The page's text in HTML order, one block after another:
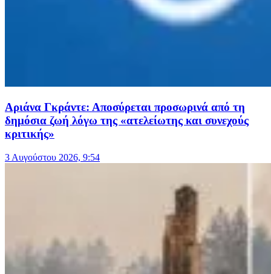
Αριάνα Γκράντε: Αποσύρεται προσωρινά από τη
δημόσια ζωή λόγω της «ατελείωτης και συνεχούς
κριτικής»
3 Αυγούστου 2026, 9:54